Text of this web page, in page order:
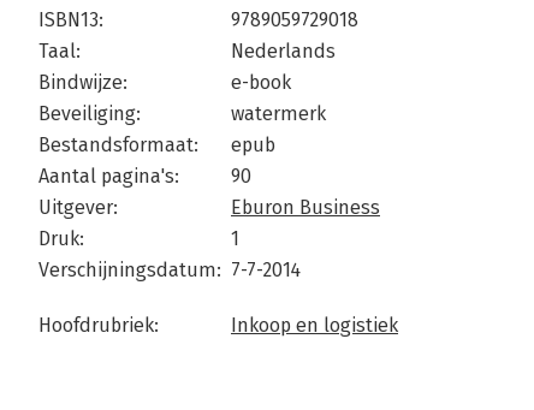
ISBN13:
9789059729018
Taal:
Nederlands
Bindwijze:
e-book
Beveiliging:
watermerk
Bestandsformaat:
epub
Aantal pagina's:
90
Uitgever:
Eburon Business
Druk:
1
Verschijningsdatum: 7-7-2014
Hoofdrubriek: Inkoop en logistiek